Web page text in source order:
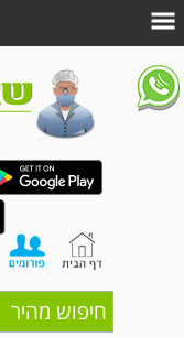
חיפוש מהיר